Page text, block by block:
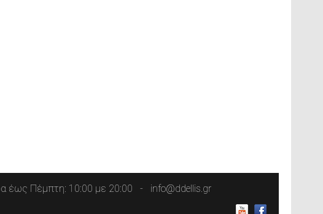
έως Πέμπτη: 10:00 με 20:00 info@ddellis.gr